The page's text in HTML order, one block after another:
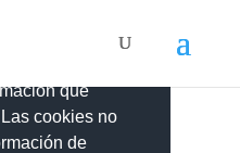
propias y de
que
cookies no
de